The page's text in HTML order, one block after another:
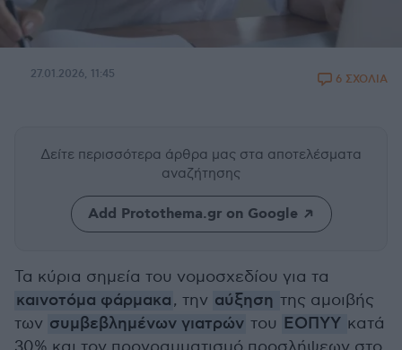
27.01.2026, 11:45 6 ΣΧΟΛΙΑ
Δείτε περισσότερα άρθρα μας στα αποτελέσματα
αναζήτησης
Add Protothema.gr on Google
Τα κύρια σημεία του νομοσχεδίου για τα
καινοτόμα φάρμακα, την αύξηση της αμοιβής
των συμβεβλημένων γιατρών του ΕΟΠΥΥ κατά